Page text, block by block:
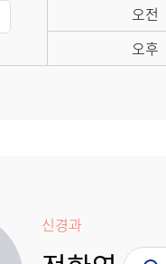
오전
오후
신경과